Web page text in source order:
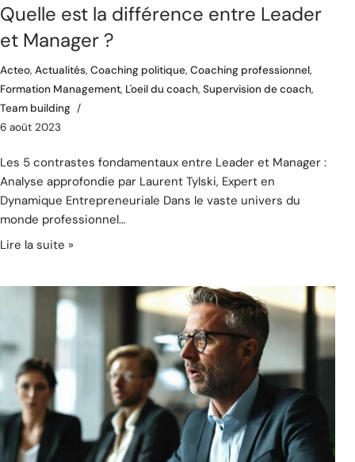
Quelle est la différence entre Leader
et Manager ?
Acteo, Actualités, Coaching politique, Coaching professionnel,
Formation Management, L'oeil du coach, Supervision de coach,
Team building
6 août 2023
Les 5 contrastes fondamentaux entre Leader et Manager :
Analyse approfondie par Laurent Tylski, Expert en
Dynamique Entrepreneuriale Dans le vaste univers du
monde professionnel…
Lire la suite »